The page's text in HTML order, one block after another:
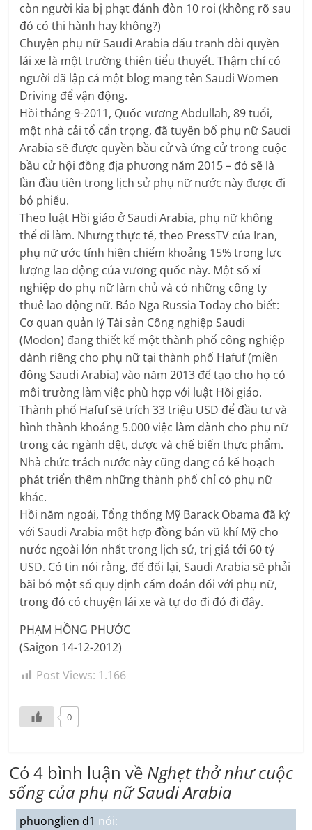
còn người kia bị phạt đánh đòn 10 roi (không rõ sau
đó có thi hành hay không?)
Chuyện phụ nữ Saudi Arabia đấu tranh đòi quyền
lái xe là một trường thiên tiểu thuyết. Thậm chí có
người đã lập cả một blog mang tên Saudi Women
Driving để vận động.
Hồi tháng 9-2011, Quốc vương Abdullah, 89 tuổi,
một nhà cải tổ cẩn trọng, đã tuyên bố phụ nữ Saudi
Arabia sẽ được quyền bầu cử và ứng cử trong cuộc
bầu cử hội đồng địa phương năm 2015 – đó sẽ là
lần đầu tiên trong lịch sử phụ nữ nước này được đi
bỏ phiếu.
Theo luật Hồi giáo ở Saudi Arabia, phụ nữ không
thể đi làm. Nhưng thực tế, theo PressTV của Iran,
phụ nữ ước tính hiện chiếm khoảng 15% trong lực
lượng lao động của vương quốc này. Một số xí
nghiệp do phụ nữ làm chủ và có những công ty
thuê lao động nữ. Báo Nga Russia Today cho biết:
Cơ quan quản lý Tài sản Công nghiệp Saudi
(Modon) đang thiết kế một thành phố công nghiệp
dành riêng cho phụ nữ tại thành phố Hafuf (miền
đông Saudi Arabia) vào năm 2013 để tạo cho họ có
môi trường làm việc phù hợp với luật Hồi giáo.
Thành phố Hafuf sẽ trích 33 triệu USD để đầu tư và
hình thành khoảng 5.000 việc làm dành cho phụ nữ
trong các ngành dệt, dược và chế biến thực phẩm.
Nhà chức trách nước này cũng đang có kế hoạch
phát triển thêm những thành phố chỉ có phụ nữ
khác.
Hồi năm ngoái, Tổng thống Mỹ Barack Obama đã ký
với Saudi Arabia một hợp đồng bán vũ khí Mỹ cho
nước ngoài lớn nhất trong lịch sử, trị giá tới 60 tỷ
USD. Có tin nói rằng, để đổi lại, Saudi Arabia sẽ phải
bãi bỏ một số quy định cấm đoán đối với phụ nữ,
trong đó có chuyện lái xe và tự do đi đó đi đây.
PHẠM HỒNG PHƯỚC
(Saigon 14-12-2012)
Post Views: 1.166
0
Có 4 bình luận về Nghẹt thở như cuộc
sống của phụ nữ Saudi Arabia
phuonglien d1 nói: